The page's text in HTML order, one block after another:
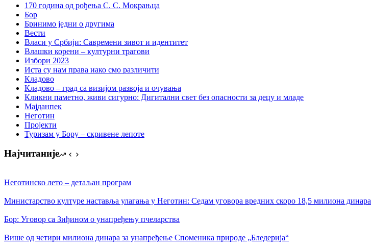
170 година од рођења С. С. Мокрањца
Бор
Бринимо једни о другима
Вести
Власи у Србији: Савремени зивот и идентитет
Влашки корени – културни трагови
Избори 2023
Иста су нам права иако смо различити
Кладово
Кладово – град са визијом развоја и очувања
Кликни паметно, живи сигурно: Дигитални свет без опасности за децу и младе
Мајданпек
Неготин
Пројекти
Туризам у Бору – скривене лепоте
Најчитаније
Неготинско лето – детаљан програм
Министарство културе наставља улагања у Неготин: Седам уговора вредних скоро 18,5 милиона динара
Бор: Уговор са Зиђином о унапређењу пчеларства
Више од четири милиона динара за унапређење Споменика природе „Бледерија“